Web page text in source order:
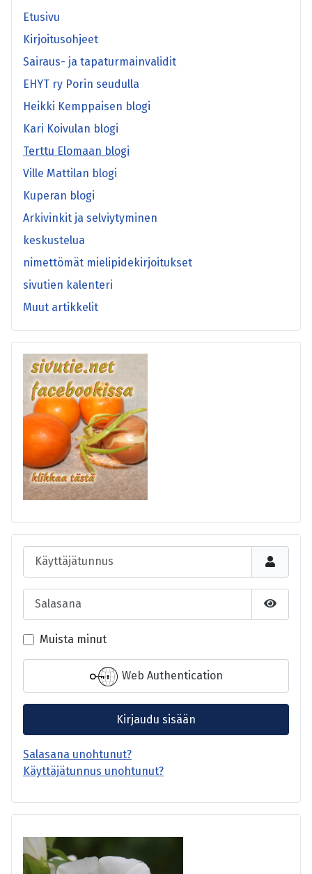
Etusivu
Kirjoitusohjeet
Sairaus- ja tapaturmainvalidit
EHYT ry Porin seudulla
Heikki Kemppaisen blogi
Kari Koivulan blogi
Terttu Elomaan blogi
Ville Mattilan blogi
Kuperan blogi
Arkivinkit ja selviytyminen
keskustelua
nimettömät mielipidekirjoitukset
sivutien kalenteri
Muut artikkelit
Käyttäjätunnus
Salasana
Näytä
Muista minut
Web Authentication
Kirjaudu sisään
Salasana unohtunut?
Käyttäjätunnus unohtunut?